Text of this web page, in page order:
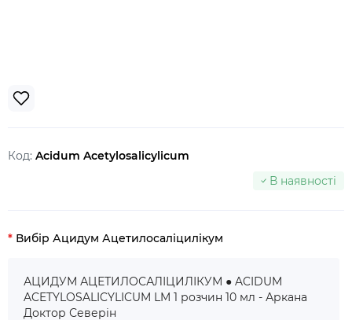
Код: Acidum Acetylosalicylicum
В наявності
Вибір Ацидум Ацетилосаліцилікум
АЦИДУМ АЦЕТИЛОСАЛІЦИЛІКУМ ● ACIDUM
ACETYLOSALICYLICUM LM 1 розчин 10 мл - Аркана
Доктор Северін